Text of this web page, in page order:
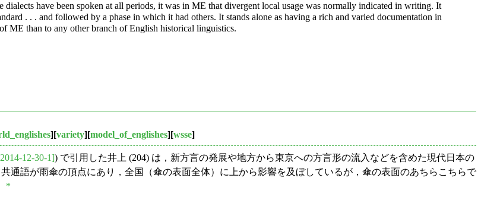
dialects have been spoken at all periods, it was in ME that divergent local usage was normally indicated in writing. It
. . . and followed by a phase in which it had others. It stands alone as having a rich and varied documentation in
ME than to any other branch of English historical linguistics.
][variety][model_of_englishes][wsse]
12-30-1]) で引用した井上 (204) は，新方言の発展や地方から東京への方言形の流入などを含めた現代日本の
通語が雨傘の頂点にあり，全国（傘の表面全体）に上から影響を及ぼしているが，傘の表面のあちらこちらで
*